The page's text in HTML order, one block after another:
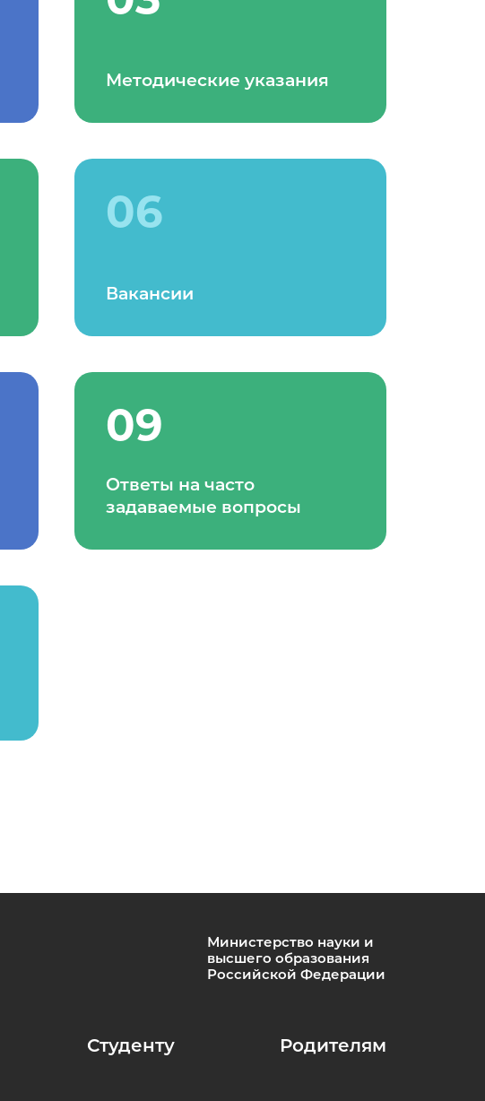
Методические указания
06
Вакансии
09
Ответы на часто
задаваемые вопросы
Министерство науки и
высшего образования
Российской Федерации
Студенту Родителям